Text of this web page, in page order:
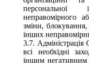
персональної
неправомірного
зміни,
інших
3.7.
всі необхідні
іншим негативним